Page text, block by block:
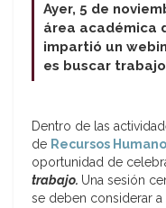
Ayer, 5 de
área académica
impartió un
es buscar
Dentro de las
de Recursos
oportunidad de
trabajo. Una sesión
se deben considerar